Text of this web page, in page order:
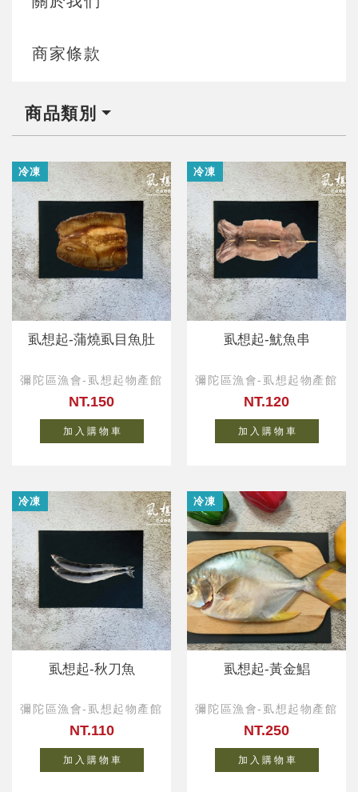
陀-虱想起
商家條款
商品類別
冷凍
虱想起-蒲燒虱目魚肚
彌陀區漁會-虱想起物產館
NT.150
加 入 購 物 車
冷凍
虱想起-魷魚串
彌陀區漁會-虱想起物產館
NT.120
加 入 購 物 車
冷凍
虱想起-秋刀魚
彌陀區漁會-虱想起物產館
NT.110
加 入 購 物 車
冷凍
虱想起-黃金鯧
彌陀區漁會-虱想起物產館
NT.250
加 入 購 物 車